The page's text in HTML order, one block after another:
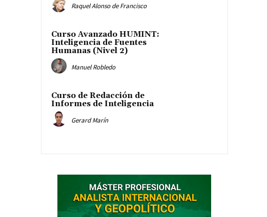
Raquel Alonso de Francisco
Curso Avanzado HUMINT:
Inteligencia de Fuentes
Humanas (Nivel 2)
Manuel Robledo
Curso de Redacción de
Informes de Inteligencia
Gerard Marín